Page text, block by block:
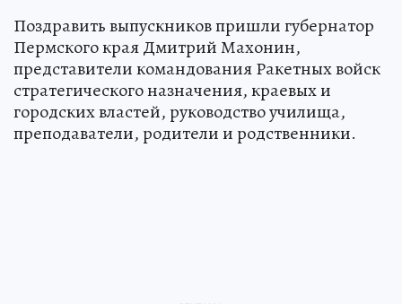
Поздравить выпускников пришли губернатор
Пермского края Дмитрий Махонин,
представители командования Ракетных войск
стратегического назначения, краевых и
городских властей, руководство училища,
преподаватели, родители и родственники.